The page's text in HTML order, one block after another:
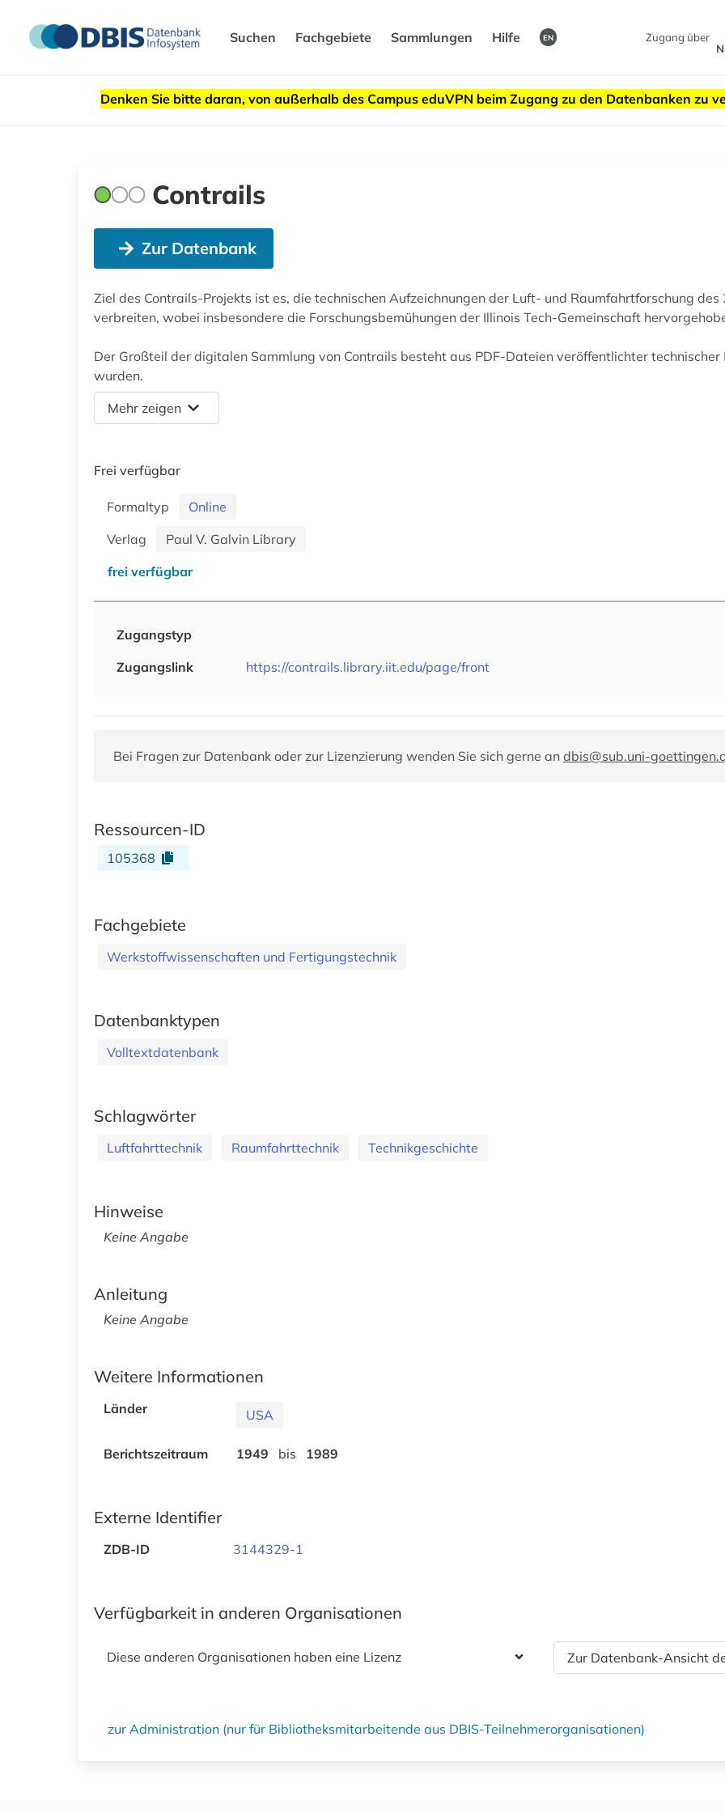
Suchen Fachgebiete Sammlungen Hilfe EN
Zugang über
Denken Sie bitte daran, von außerhalb des Campus eduVPN beim Zugang zu den Datenbanken zu
Contrails
Zur Datenbank
Ziel des Contrails-Projekts ist es, die technischen Aufzeichnungen der Luft- und Raumfahrtforschung
verbreiten, wobei insbesondere die Forschungsbemühungen der Illinois Tech-Gemeinschaft
Der Großteil der digitalen Sammlung von Contrails besteht aus PDF-Dateien veröffentlichter
wurden.
Mehr zeigen
Frei verfügbar
Formaltyp
Online
Verlag
Paul V. Galvin Library
frei verfügbar
Zugangstyp
Zugangslink
https://contrails.library.iit.edu/page/front
Bei Fragen zur Datenbank oder zur Lizenzierung wenden Sie sich gerne an dbis@sub.uni-
Ressourcen-ID
105368
Fachgebiete
Werkstoffwissenschaften und Fertigungstechnik
Datenbanktypen
Volltextdatenbank
Schlagwörter
Luftfahrttechnik Raumfahrttechnik Technikgeschichte
Hinweise
Keine Angabe
Anleitung
Keine Angabe
Weitere Informationen
Länder USA
Berichtszeitraum 1949 bis 1989
Externe Identifier
ZDB-ID 3144329-1
Verfügbarkeit in anderen Organisationen
Diese anderen Organisationen haben eine Lizenz Zur Datenbank-Ansicht
zur Administration (nur für Bibliotheksmitarbeitende aus DBIS-Teilnehmerorganisationen)